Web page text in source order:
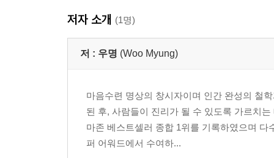
저자 소개 (1명)
저 : 우명 (Woo Myung)
마음수련 명상의 창시자이며 인간 완성의 철
된 후, 사람들이 진리가 될 수 있도록 가르치
마존 베스트셀러 종합 1위를 기록하였으며
퍼 어워드에서 수여하...